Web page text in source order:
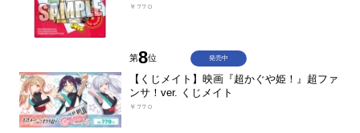
￥770
第8位
【くじメイト】映画『超かぐや姫！』超ファ
ンサ！ver. くじメイト
￥770
発売中